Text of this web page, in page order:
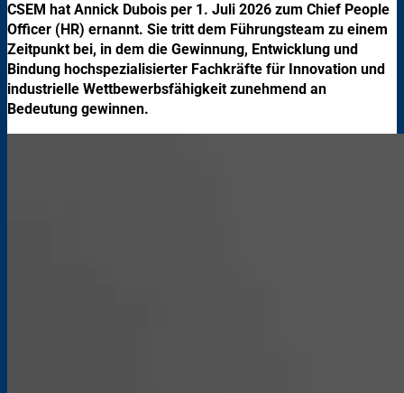
CSEM hat Annick Dubois per 1. Juli 2026 zum Chief People
Officer (HR) ernannt. Sie tritt dem Führungsteam zu einem
Zeitpunkt bei, in dem die Gewinnung, Entwicklung und
Bindung hochspezialisierter Fachkräfte für Innovation und
industrielle Wettbewerbsfähigkeit zunehmend an
Bedeutung gewinnen.